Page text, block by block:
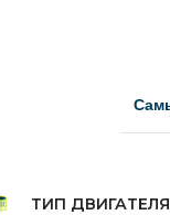
ТИП ДВИГАТЕЛЯ